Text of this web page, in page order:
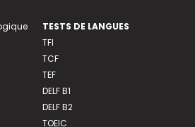
TESTS DE LANGUES
TFI
TCF
TEF
DELF B1
DELF B2
TOEIC